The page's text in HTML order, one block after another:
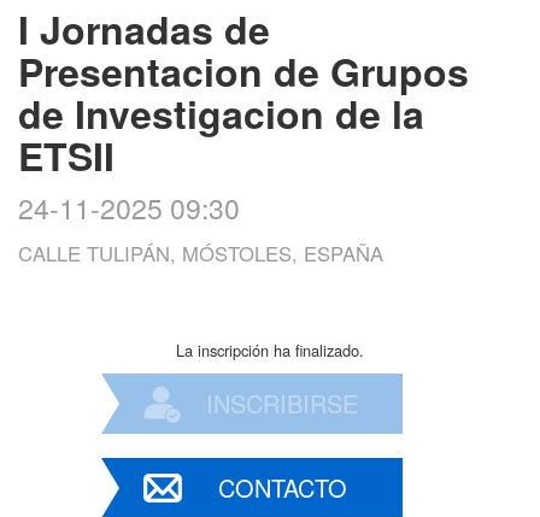
I Jornadas de
Presentacion de Grupos
de Investigacion de la
ETSII
24-11-2025 09:30
CALLE TULIPÁN, MÓSTOLES, ESPAÑA
La inscripción ha finalizado.
INSCRIBIRSE
CONTACTO